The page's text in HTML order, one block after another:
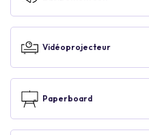
Vidéoprojecteur
Paperboard